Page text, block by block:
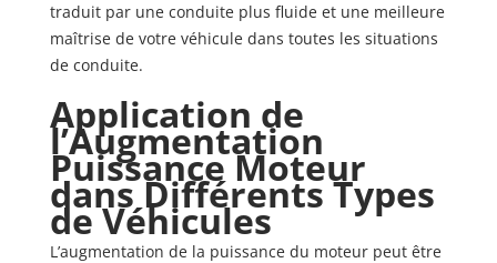
traduit par une conduite plus fluide et une meilleure
maîtrise de votre véhicule dans toutes les situations
de conduite.
Application de
l’Augmentation
Puissance Moteur
dans Différents Types
de Véhicules
L’augmentation de la puissance du moteur peut être